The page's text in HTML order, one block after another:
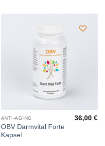
ANTI-AGING
OBV Darmvital Forte
Kapsel
36,00€